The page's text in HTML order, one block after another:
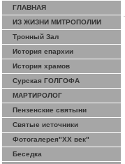
ГЛАВНАЯ
ИЗ ЖИЗНИ МИТРОПОЛИИ
Тронный Зал
История епархии
История храмов
Сурская ГОЛГОФА
МАРТИРОЛОГ
Пензенские святыни
Святые источники
Фотогалерея"ХХ век"
Беседка